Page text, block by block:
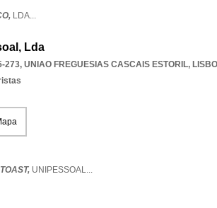
LDA...
Lda
273, UNIAO FREGUESIAS CASCAIS ESTORIL,
UNIPESSOAL...